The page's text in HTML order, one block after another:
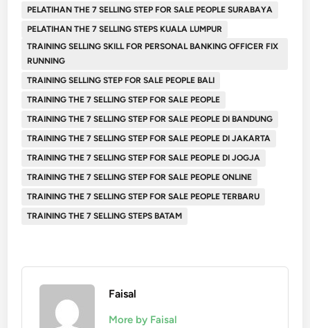
PELATIHAN THE 7 SELLING STEP FOR SALE PEOPLE SURABAYA
PELATIHAN THE 7 SELLING STEPS KUALA LUMPUR
TRAINING SELLING SKILL FOR PERSONAL BANKING OFFICER FIX
RUNNING
TRAINING SELLING STEP FOR SALE PEOPLE BALI
TRAINING THE 7 SELLING STEP FOR SALE PEOPLE
TRAINING THE 7 SELLING STEP FOR SALE PEOPLE DI BANDUNG
TRAINING THE 7 SELLING STEP FOR SALE PEOPLE DI JAKARTA
TRAINING THE 7 SELLING STEP FOR SALE PEOPLE DI JOGJA
TRAINING THE 7 SELLING STEP FOR SALE PEOPLE ONLINE
TRAINING THE 7 SELLING STEP FOR SALE PEOPLE TERBARU
TRAINING THE 7 SELLING STEPS BATAM
Faisal
More by Faisal